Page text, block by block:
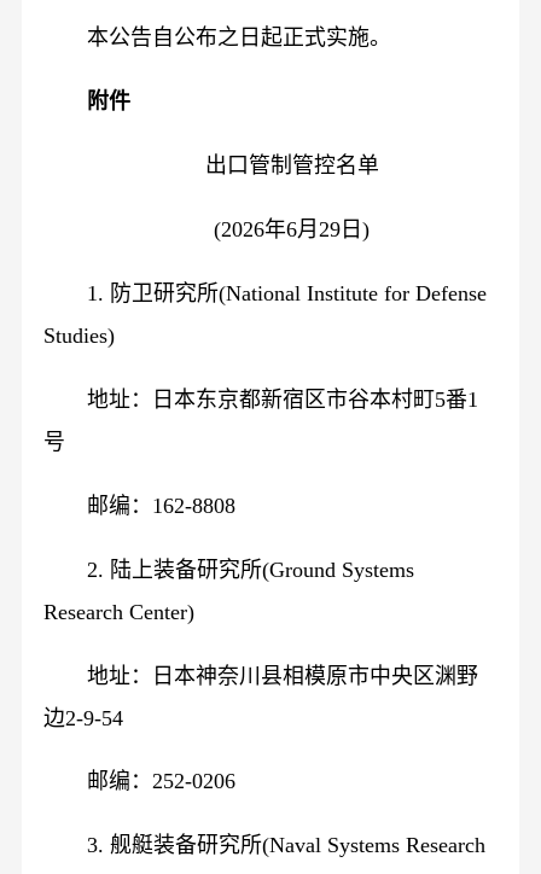
本公告自公布之日起正式实施。
附件
出口管制管控名单
(2026年6月29日)
1. 防卫研究所(National Institute for Defense
Studies)
地址：日本东京都新宿区市谷本村町5番1
号
邮编：162-8808
2. 陆上装备研究所(Ground Systems
Research Center)
地址：日本神奈川县相模原市中央区渊野
边2-9-54
邮编：252-0206
3. 舰艇装备研究所(Naval Systems Research